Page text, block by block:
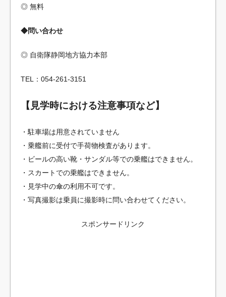
◎ 無料
◆問い合わせ
◎ 自衛隊静岡地方協力本部
TEL：054-261-3151
【見学時における注意事項など】
・駐車場は用意されていません
・乗艦前に受付で手荷物検査があります。
・ビールの高い靴・サンダル等での乗艦はできません。
・スカートでの乗艦はできません。
・見学中の傘の利用不可です。
・写真撮影は乗員に撮影時に問い合わせてください。
スポンサードリンク